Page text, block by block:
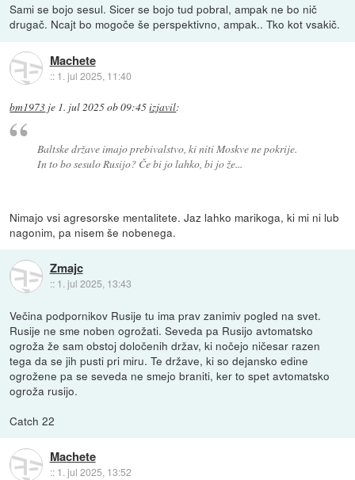
Sami se bojo sesul. Sicer se bojo tud pobral, ampak ne bo nič
drugač. Ncajt bo mogoče še perspektivno, ampak.. Tko kot vsakič.
Machete
:: 1. jul 2025, 11:40
bm1973 je 1. jul 2025 ob 09:45izjavil:
Baltske države imajo prebivalstvo, ki niti Moskve ne pokrije.
In to bo sesulo Rusijo? Če bi jo lahko, bi jo že...
Nimajo vsi agresorske mentalitete. Jaz lahko marikoga, ki mi ni lub
nagonim, pa nisem še nobenega.
Zmajc
:: 1. jul 2025, 13:43
Večina podpornikov Rusije tu ima prav zanimiv pogled na svet.
Rusije ne sme noben ogrožati. Seveda pa Rusijo avtomatsko
ogroža že sam obstoj določenih držav, ki nočejo ničesar razen
tega da se jih pusti pri miru. Te države, ki so dejansko edine
ogrožene pa se seveda ne smejo braniti, ker to spet avtomatsko
ogroža rusijo.
Catch 22
Machete
:: 1. jul 2025, 13:52